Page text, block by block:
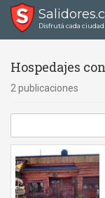
Disfrutá cada
Hospedajes
2 publicaciones